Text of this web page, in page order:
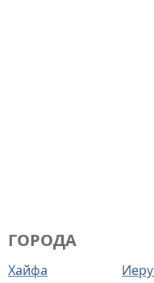
ГОРОДА
Хайфа